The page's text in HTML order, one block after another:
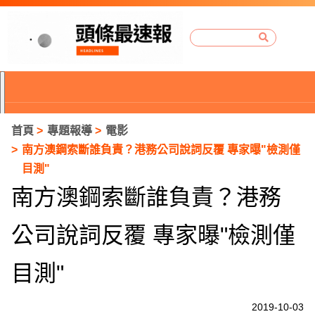
首頁 專題報導
電影
南方澳鋼索斷誰負責？港務公司說詞反覆 專家曝"檢測僅
目測"
南方澳鋼索斷誰負責？港務
公司說詞反覆 專家曝"檢測僅
目測"
2019-10-03